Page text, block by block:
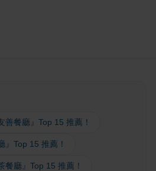
善餐廳』Top 15 推薦！
』Top 15 推薦！
餐廳』Top 15 推薦！